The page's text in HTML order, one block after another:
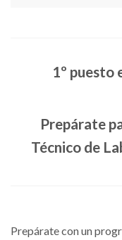
1º puesto
Prepárate
Técnico de
Prepárate con un